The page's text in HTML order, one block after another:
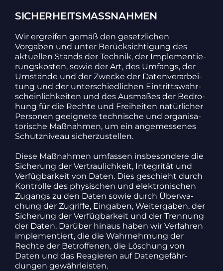
SICHERHEITSMASSNAHMEN
Wir ergreifen gemäß den gesetz­li­chen
Vorgaben und unter Berück­sich­ti­gung des
aktu­ellen Stands der Technik, der Imple­men­tie­
rungs­kosten, sowie der Art, des Umfangs, der
Umstände und der Zwecke der Daten­ver­ar­bei­
tung und der unter­schied­li­chen Eintritts­wahr­
schein­lich­keiten und des Ausmaßes der Bedro­
hung für die Rechte und Frei­heiten natür­li­cher
Personen geeig­nete tech­ni­sche und orga­ni­sa­
to­ri­sche Maßnahmen, um ein ange­mes­senes
Schutz­ni­veau sicher­zu­stellen.
Diese Maßnahmen umfassen insbe­son­dere die
Siche­rung der Vertrau­lich­keit, Inte­grität und
Verfüg­bar­keit von Daten. Dies geschieht durch
Kontrolle des physi­schen und elek­tro­ni­schen
Zugangs zu den Daten sowie durch Über­wa­
chung der Zugriffe, Eingaben, Weiter­gaben, der
Siche­rung der Verfüg­bar­keit und der Tren­nung
der Daten. Darüber hinaus haben wir Verfahren
imple­men­tiert, die die Wahr­neh­mung der
Rechte der Betrof­fenen, die Löschung von
Daten und das Reagieren auf Daten­ge­fähr­
dungen gewähr­leisten.